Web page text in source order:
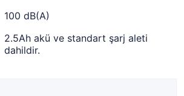
100 dB(A)
2.5Ah akü ve standart şarj aleti
dahildir.